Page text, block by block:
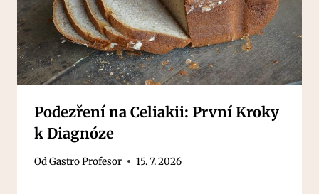
Podezření na Celiakii: První Kroky
k Diagnóze
OdGastro Profesor 15. 7. 2026